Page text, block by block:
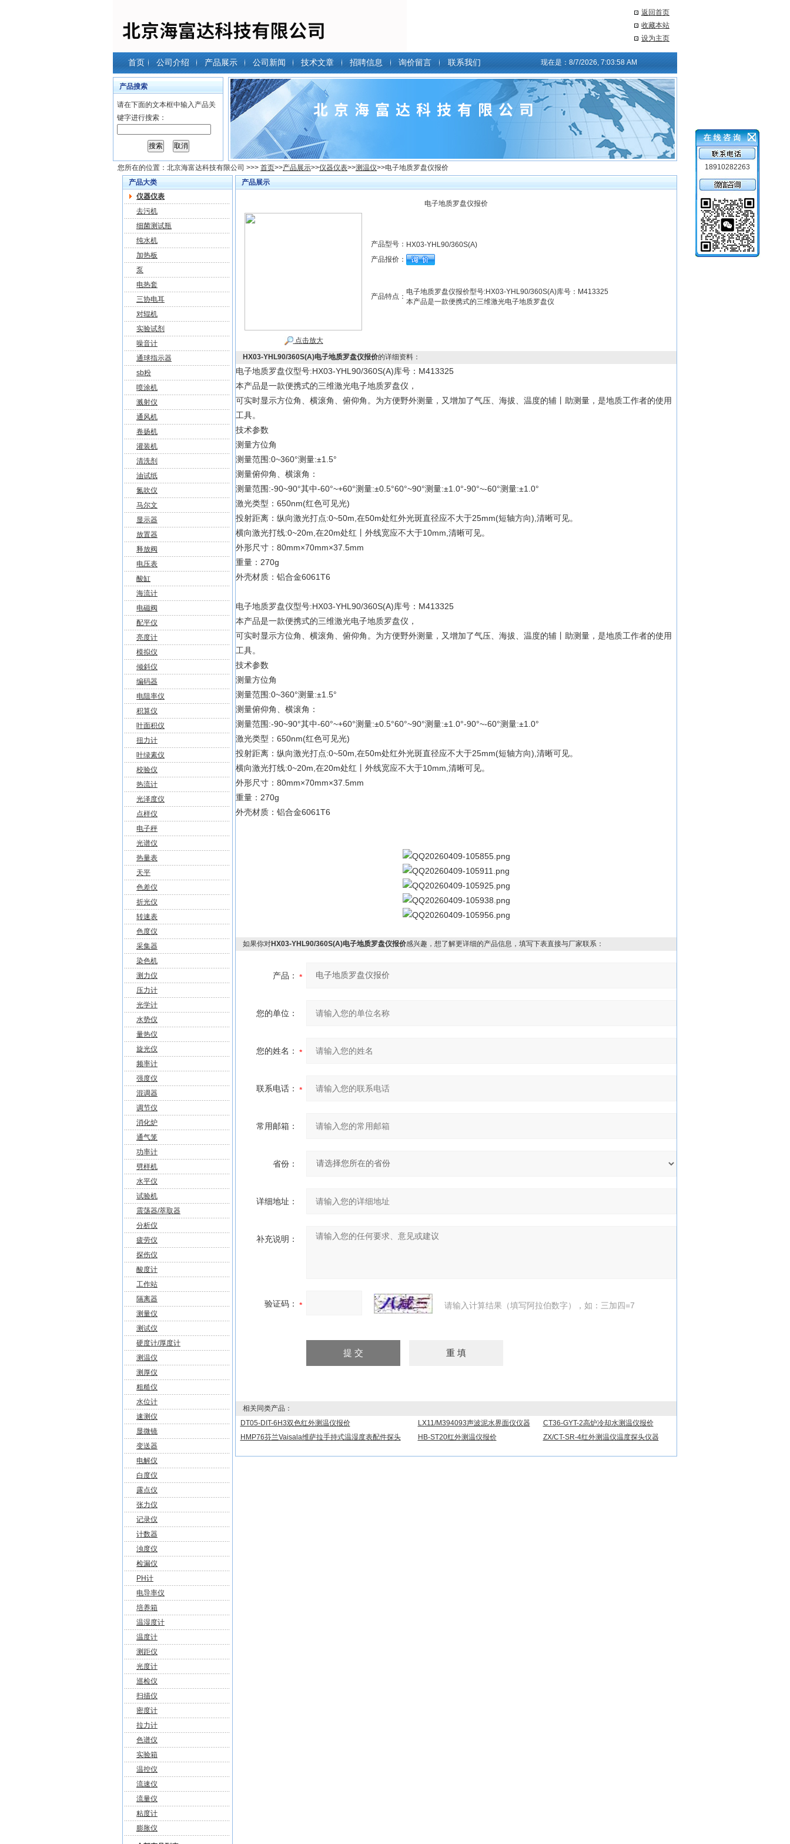
返回首页
收藏本站
设为主页
首页 公司介绍 产品展示 公司新闻 技术文章 招聘信息 询价留言 联系我们 现在是： 8/7/2026, 7:03:59 AM
产品搜索
请在下面的文本框中输入产品关
键字进行搜索：
您所在的位置： 北京海富达科技有限公司 >>> 首页>>产品展示>>仪器仪表>>测温仪>>电子地质罗盘仪报价
产品大类
仪器仪表
去污机
细菌测试瓶
纯水机
加热板
泵
电热套
三协电耳
对辊机
实验试剂
噪音计
通球指示器
sb粉
喷涂机
溅射仪
通风机
卷扬机
灌装机
清洗剂
油试纸
氮吹仪
马尔文
显示器
放置器
释放阀
电压表
酸缸
海流计
电磁阀
配平仪
亮度计
模拟仪
倾斜仪
编码器
电阻率仪
积算仪
叶面积仪
扭力计
叶绿素仪
校验仪
热流计
光泽度仪
点样仪
电子秤
光谱仪
热量表
天平
色差仪
折光仪
转速表
色度仪
采集器
染色机
测力仪
压力计
光学计
水势仪
量热仪
旋光仪
频率计
强度仪
混调器
调节仪
消化炉
通气笼
功率计
劈样机
水平仪
试验机
震荡器/萃取器
分析仪
疲劳仪
探伤仪
酸度计
工作站
隔离器
测量仪
测试仪
硬度计/厚度计
测温仪
测厚仪
粗糙仪
水位计
速测仪
显微镜
变送器
电解仪
白度仪
露点仪
张力仪
记录仪
计数器
浊度仪
检漏仪
PH计
电导率仪
培养箱
温湿度计
温度计
测距仪
光度计
巡检仪
扫描仪
密度计
拉力计
色谱仪
实验箱
温控仪
流速仪
流量仪
粘度计
膨胀仪
产品展示
电子地质罗盘仪报价
点击放大
产品型号： HX03-YHL90/360S(A)
产品报价：
产品特点：
电子地质罗盘仪报价型号:HX03-YHL90/360S(A)库号：M413325
本产品是一款便携式的三维激光电子地质罗盘仪
HX03-YHL90/360S(A)电子地质罗盘仪报价的详细资料：
电子地质罗盘仪型号:HX03-YHL90/360S(A)库号：M413325
本产品是一款便携式的三维激光电子地质罗盘仪，
可实时显示方位角、横滚角、俯仰角。为方便野外测量，又增加了气压、海拔、温度的辅丨助测量，是地质工作者的使用
工具。
技术参数
测量方位角
测量范围:0~360°测量:±1.5°
测量俯仰角、横滚角：
测量范围:-90~90°其中-60°~+60°测量:±0.5°60°~90°测量:±1.0°-90°~-60°测量:±1.0°
激光类型：650nm(红色可见光)
投射距离：纵向激光打点:0~50m,在50m处红外光斑直径应不大于25mm(短轴方向),清晰可见。
横向激光打线:0~20m,在20m处红丨外线宽应不大于10mm,清晰可见。
外形尺寸：80mm×70mm×37.5mm
重量：270g
外壳材质：铝合金6061T6
电子地质罗盘仪型号:HX03-YHL90/360S(A)库号：M413325
本产品是一款便携式的三维激光电子地质罗盘仪，
可实时显示方位角、横滚角、俯仰角。为方便野外测量，又增加了气压、海拔、温度的辅丨助测量，是地质工作者的使用
工具。
技术参数
测量方位角
测量范围:0~360°测量:±1.5°
测量俯仰角、横滚角：
测量范围:-90~90°其中-60°~+60°测量:±0.5°60°~90°测量:±1.0°-90°~-60°测量:±1.0°
激光类型：650nm(红色可见光)
投射距离：纵向激光打点:0~50m,在50m处红外光斑直径应不大于25mm(短轴方向),清晰可见。
横向激光打线:0~20m,在20m处红丨外线宽应不大于10mm,清晰可见。
外形尺寸：80mm×70mm×37.5mm
重量：270g
外壳材质：铝合金6061T6
如果你对HX03-YHL90/360S(A)电子地质罗盘仪报价感兴趣，想了解更详细的产品信息，填写下表直接与厂家联系：
产品：
您的单位：
您的姓名：
联系电话：
常用邮箱：
省份：
详细地址：
补充说明：
验证码： 请输入计算结果（填写阿拉伯数字），如：三加四=7
相关同类产品：
DT05-DIT-6H3双色红外测温仪报价
LX11/M394093声波泥水界面仪仪器
CT36-GYT-2高炉冷却水测温仪报价
HMP76芬兰Vaisala维萨拉手持式温湿度表配件探头
HB-ST20红外测温仪报价 ZX/CT-SR-4红外测温仪温度探头仪器
18910282263